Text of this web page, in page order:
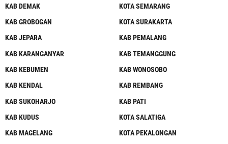
KAB DEMAK
KAB GROBOGAN
KAB JEPARA
KAB KARANGANYAR
KAB KEBUMEN
KAB KENDAL
KAB SUKOHARJO
KAB KUDUS
KAB MAGELANG
KOTA SEMARANG
KOTA SURAKARTA
KAB PEMALANG
KAB TEMANGGUNG
KAB WONOSOBO
KAB REMBANG
KAB PATI
KOTA SALATIGA
KOTA PEKALONGAN